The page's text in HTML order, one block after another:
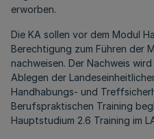
erworben.
Die KA sollen vor dem Modul
Berechtigung zum Führen der
nachweisen. Der Nachweis
Ablegen der
Handhabungs- und
Berufspraktischen Training
Hauptstudium 2.6 Training im